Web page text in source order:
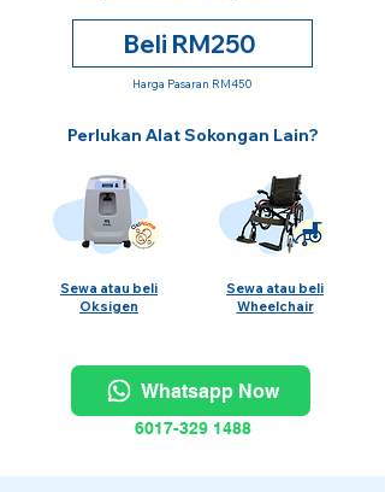
Beli RM250
Harga Pasaran RM450
Perlukan Alat Sokongan Lain?
Sewa atau beli
Oksigen
Sewa atau beli
Wheelchair
Whatsapp Now
6017-329 1488